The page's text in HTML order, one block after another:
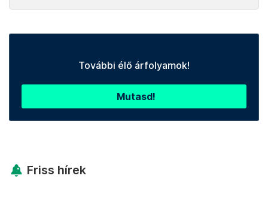
További élő árfolyamok!
Mutasd!
Friss hírek